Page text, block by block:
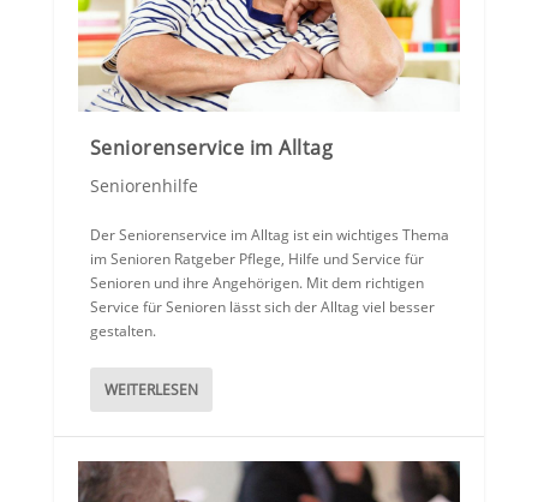
Seniorenservice im Alltag
Seniorenhilfe
Der Seniorenservice im Alltag ist ein wichtiges Thema
im Senioren Ratgeber Pflege, Hilfe und Service für
Senioren und ihre Angehörigen. Mit dem richtigen
Service für Senioren lässt sich der Alltag viel besser
gestalten.
WEITERLESEN